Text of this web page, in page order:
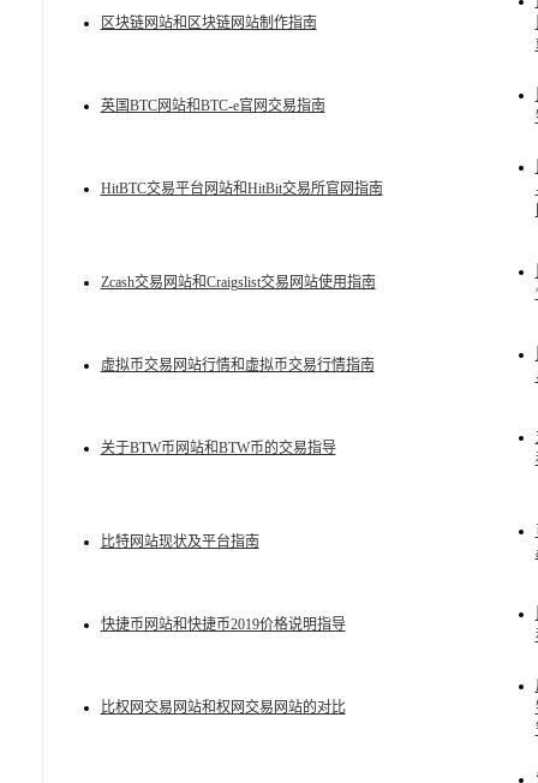
区块链网站和区块链网站制作指南
英国BTC网站和BTC-e官网交易指南
HitBTC交易平台网站和HitBit交易所官网指南
Zcash交易网站和Craigslist交易网站使用指南
虚拟币交易网站行情和虚拟币交易行情指南
关于BTW币网站和BTW币的交易指导
比特网站现状及平台指南
快捷币网站和快捷币2019价格说明指导
比权网交易网站和权网交易网站的对比